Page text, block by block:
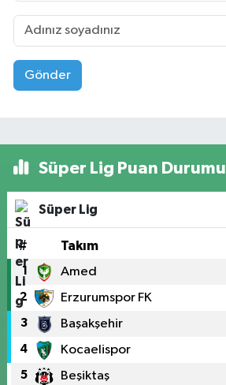
Gönder
Süper Lig Puan Durumu
Süper Lig
# Takım
1 Amed
2 Erzurumspor FK
3 Başakşehir
4 Kocaelispor
5 Beşiktaş